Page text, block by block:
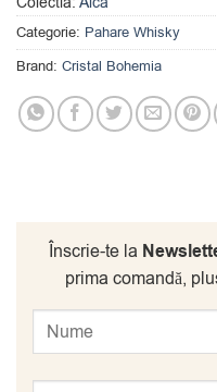
Categorie: Pahare Whisky
Brand: Cristal Bohemia
Înscrie-te la
prima comandă,